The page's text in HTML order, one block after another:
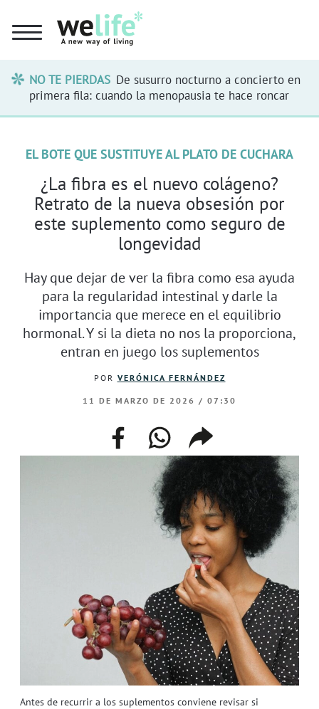
NO TE PIERDAS De susurro nocturno a concierto en
primera fila: cuando la menopausia te hace roncar
Antes de recurrir a los suplementos conviene revisar si
EL BOTE QUE SUSTITUYE AL PLATO DE CUCHARA
¿La fibra es el nuevo colágeno?
Retrato de la nueva obsesión por
este suplemento como seguro de
longevidad
Hay que dejar de ver la fibra como esa ayuda
para la regularidad intestinal y darle la
importancia que merece en el equilibrio
hormonal. Y si la dieta no nos la proporciona,
entran en juego los suplementos
POR VERÓNICA FERNÁNDEZ
11 DE MARZO DE 2026 / 07:30
facebookwhatsappcompartir
enlace